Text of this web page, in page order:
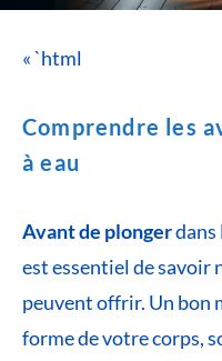
« `html
Comprendre les
à eau
Avant de plongerdans
est essentiel de savoir
peuvent offrir. Un bon
forme de votre corps,